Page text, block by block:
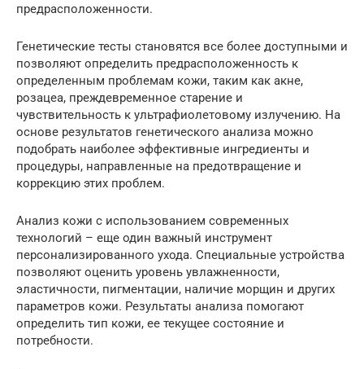
предрасположенности.
Генетические тесты становятся все более доступными и
позволяют определить предрасположенность к
определенным проблемам кожи, таким как акне,
розацеа, преждевременное старение и
чувствительность к ультрафиолетовому излучению. На
основе результатов генетического анализа можно
подобрать наиболее эффективные ингредиенты и
процедуры, направленные на предотвращение и
коррекцию этих проблем.
Анализ кожи с использованием современных
технологий – еще один важный инструмент
персонализированного ухода. Специальные устройства
позволяют оценить уровень увлажненности,
эластичности, пигментации, наличие морщин и других
параметров кожи. Результаты анализа помогают
определить тип кожи, ее текущее состояние и
потребности.